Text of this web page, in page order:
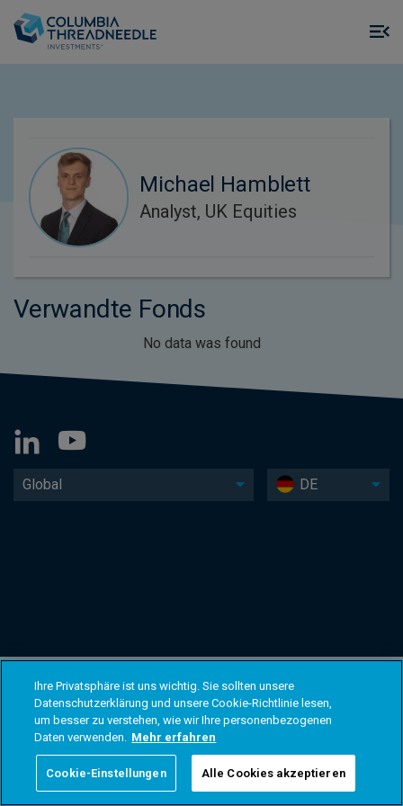
Michael Hamblett
Analyst, UK Equities
Verwandte Fonds
No data was found
Global DE
Ihre Privatsphäre ist uns wichtig. Sie sollten unsere
Datenschutzerklärung und unsere Cookie-Richtlinie lesen,
um besser zu verstehen, wie wir Ihre personenbezogenen
Daten verwenden. Mehr erfahren
Cookie-Einstellungen Alle Cookies akzeptieren